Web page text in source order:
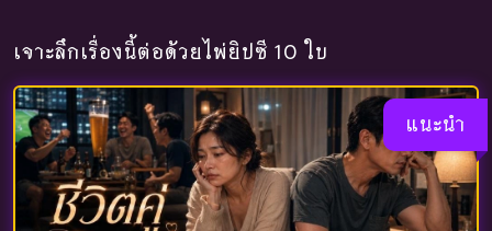
เจาะลึกเรื่องนี้ต่อด้วยไพ่ยิปซี 10 ใบ
แนะนำ